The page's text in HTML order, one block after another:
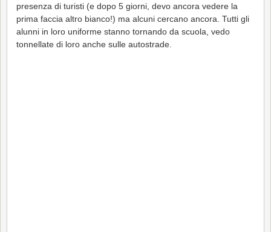
presenza di turisti (e dopo 5 giorni, devo ancora vedere la
prima faccia altro bianco!) ma alcuni cercano ancora. Tutti gli
alunni in loro uniforme stanno tornando da scuola, vedo
tonnellate di loro anche sulle autostrade.